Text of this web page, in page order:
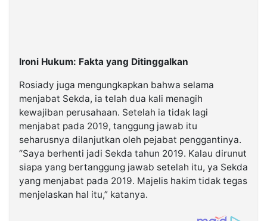
Ironi Hukum: Fakta yang Ditinggalkan
Rosiady juga mengungkapkan bahwa selama
menjabat Sekda, ia telah dua kali menagih
kewajiban perusahaan. Setelah ia tidak lagi
menjabat pada 2019, tanggung jawab itu
seharusnya dilanjutkan oleh pejabat penggantinya.
“Saya berhenti jadi Sekda tahun 2019. Kalau dirunut
siapa yang bertanggung jawab setelah itu, ya Sekda
yang menjabat pada 2019. Majelis hakim tidak tegas
menjelaskan hal itu,” katanya.